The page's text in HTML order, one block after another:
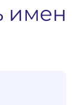
имен